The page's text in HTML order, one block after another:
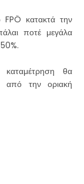
κατακτά την
ποτέ μεγάλα
θα
από την οριακή